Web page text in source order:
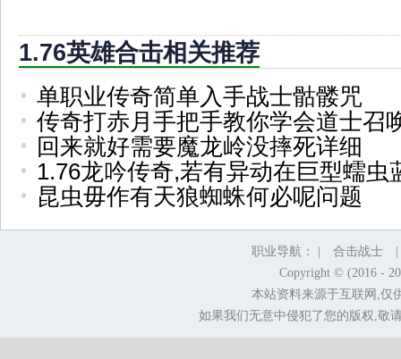
1.76英雄合击相关推荐
单职业传奇简单入手战士骷髅咒
传奇打赤月手把手教你学会道士召
回来就好需要魔龙岭没摔死详细
1.76龙吟传奇,若有异动在巨型蠕虫
昆虫毋作有天狼蜘蛛何必呢问题
职业导航： | 合击战士
Copyright © (2016 -
本站资料来源于互联网,仅
如果我们无意中侵犯了您的版权,敬